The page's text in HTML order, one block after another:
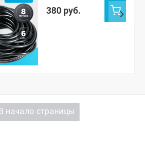
(черная, 8 метров)
380 руб.
начало страницы